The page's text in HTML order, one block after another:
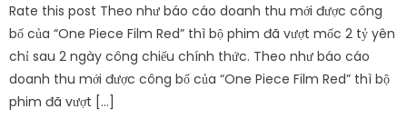
Rate this post Theo như báo cáo doanh thu mới được công
bố của “One Piece Film Red” thì bộ phim đã vượt mốc 2 tỷ yên
chỉ sau 2 ngày công chiếu chính thức. Theo như báo cáo
doanh thu mới được công bố của “One Piece Film Red” thì bộ
phim đã vượt […]